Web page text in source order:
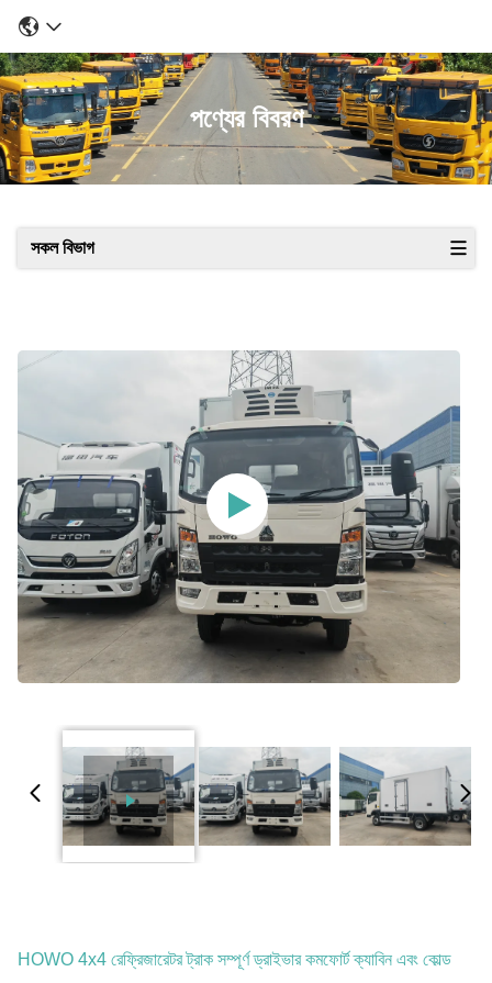
পণ্যের বিবরণ
সকল বিভাগ
HOWO 4x4 রেফ্রিজারেটর ট্রাক সম্পূর্ণ ড্রাইভার কমফোর্ট ক্যাবিন এবং কোল্ড